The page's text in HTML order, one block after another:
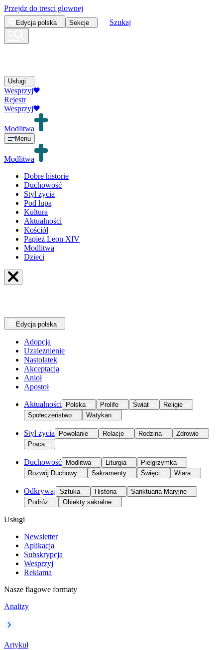
Przejdz do tresci glownej
Edycja polska Sekcje Szukaj
Usługi
Wesprzyj
Rejestr
Wesprzyj
Modlitwa
Menu
Modlitwa
Dobre historie
Duchowość
Styl życia
Pod lupą
Kultura
Aktualności
Kościół
Papież Leon XIV
Modlitwa
Dzieci
Edycja polska
Adopcja
Uzależnienie
Nastolatek
Akceptacja
Anioł
Apostoł
Aktualności Polska Prolife Świat
Religie
Społeczeństwo
Watykan
Styl życia Powołanie Relacje Rodzina
Zdrowie
Praca
Duchowość Modlitwa Liturgia
Pielgrzymka
Rozwój Duchowy
Sakramenty Święci Wiara
Odkrywaj Sztuka Historia
Sanktuaria Maryjne
Podróż
Obiekty sakralne
Usługi
Newsletter
Aplikacja
Subskrypcja
Wesprzyj
Reklama
Nasze flagowe formaty
Analizy
Artykuł